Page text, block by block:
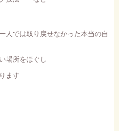
人では取り戻せなかった本当の自
場所をほぐし
ます